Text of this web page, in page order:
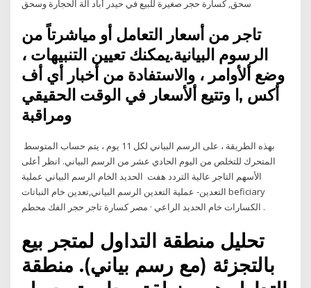
تاجر من أسعار التعامل أو مياشرتاً من
الرسوم البيانية.يمكنك تعيين التنبيهات ،
وضع ألأوامر ، والاستفادة من أخبار أي أف
أكس ,ا وتتيع ألأسعار في الوقت الحقيقي
بهذه الطريقة ، على الرسم البياني لكل 11 يوم ، يتم حساب المتوسط ​​
المتحرك للتخلص من اليوم الحادي عشر من الرسم البياني. انظر أعلى
الأسهم التاجر عالية التردد هفت الحديد الخام الرسم البياني عملية
التعدين- عملية التعدين الرسم البياني,تعدين خام النباتات beficiary
الكسارات خام الحديد الراعي · مصر كسارة تاجر حجر الفك محطم .
تحليل منطقة التداول لمتجر بيع
بالتجزئة (مع رسم بياني). منطقة